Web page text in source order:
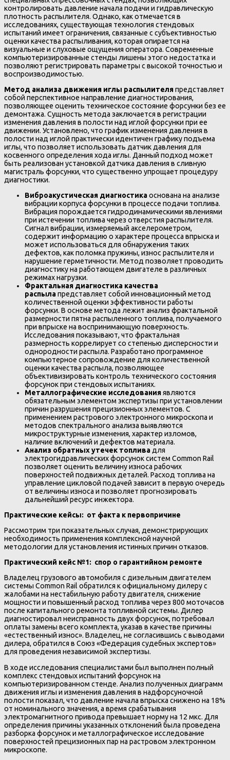
контролировать давление начала подачи и гидравлическую
плотность распылителя. Однако, как отмечается в
исследованиях, существующая технология стендовых
испытаний имеет ограничения, связанные с субъективностью
оценки качества распыливания, которая опирается на
визуальные и слуховые ощущения оператора. Современные
компьютеризированные стенды лишены этого недостатка и
позволяют регистрировать параметры с высокой точностью и
воспроизводимостью.
Метод анализа движения иглы распылителяпредставляет
собой перспективное направление диагностирования,
позволяющее оценить техническое состояние форсунки без ее
демонтажа. Сущность метода заключается в регистрации
изменения давления в полости над иглой форсунки при ее
движении. Установлено, что график изменения давления в
полости над иглой практически идентичен графику подъема
иглы, что позволяет использовать датчик давления для
косвенного определения хода иглы. Данный подход может
быть реализован установкой датчика давления в сливную
магистраль форсунки, что существенно упрощает процедуру
диагностики.
Виброакустическая диагностикаоснована на анализе
вибрации корпуса форсунки в процессе подачи топлива.
Вибрация порождается гидродинамическими явлениями
при истечении топлива через отверстия распылителя.
Сигнал вибрации, измеряемый акселерометром,
содержит информацию о характере процесса впрыска и
может использоваться для обнаружения таких
дефектов, как поломка пружины, износ распылителя и
нарушение герметичности. Метод позволяет проводить
диагностику на работающем двигателе в различных
режимах нагрузки.
Фрактальная диагностика качества
распылапредставляет собой инновационный метод
количественной оценки эффективности работы
форсунки. В основе метода лежит анализ фрактальной
размерности пятна распыленного топлива, получаемого
при впрыске на воспринимающую поверхность.
Исследования показывают, что фрактальная
размерность коррелирует со степенью дисперсности и
однородности распыла. Разработано программное
компьютерное сопровождение для количественной
оценки качества распыла, позволяющее
объективизировать контроль технического состояния
форсунок при стендовых испытаниях.
Металлографические исследованияявляются
обязательным элементом экспертизы при установлении
причин разрушения прецизионных элементов. С
применением растрового электронного микроскопа и
методов спектрального анализа выявляются
микроструктурные изменения, характер изломов,
наличие включений и дефектов материала.
Анализ обратных утечек топлива для
электрогидравлических форсунок систем Common Rail
позволяет оценить величину износа рабочих
поверхностей подвижных деталей. Расход топлива на
управление цикловой подачей зависит в первую очередь
от величины износа и позволяет прогнозировать
дальнейший ресурс инжектора.
Практические кейсы: от факта к первопричине
Рассмотрим три показательных случая, демонстрирующих
необходимость применения комплексной научной
методологии для установления истинных причин отказов.
Практический кейс №1: спор о гарантийном ремонте
Владелец грузового автомобиля с дизельным двигателем
системы Common Rail обратился к официальному дилеру с
жалобами на нестабильную работу двигателя, снижение
мощности и повышенный расход топлива через 800 моточасов
после капитального ремонта топливной системы. Дилер
диагностировал неисправность двух форсунок, потребовал
оплаты замены всего комплекта, указав в качестве причины
«естественный износ». Владелец, не согласившись с выводами
дилера, обратился в Союз «Федерация судебных экспертов»
для проведения независимой экспертизы.
В ходе исследования специалистами был выполнен полный
комплекс стендовых испытаний форсунок на
компьютеризированном стенде. Анализ полученных диаграмм
движения иглы и изменения давления в надфорсуночной
полости показал, что давление начала впрыска снижено на 18%
от номинального значения, а время срабатывания
электромагнитного привода превышает норму на 12 мкс. Для
определения причины указанных отклонений была проведена
разборка форсунок и металлографическое исследование
поверхностей прецизионных пар на растровом электронном
микроскопе.